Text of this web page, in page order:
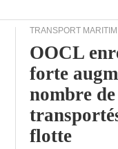
TRANSPORT
OOCL
forte
nombre
flotte